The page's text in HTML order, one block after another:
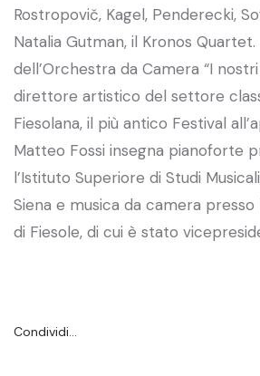
Rostropovič, Kagel, Penderecki,
Natalia Gutman, il Kronos
dell’Orchestra da Camera “I
direttore artistico del settore
Fiesolana, il più antico Festival
Matteo Fossi insegna pianoforte
l’Istituto Superiore di Studi
Siena e musica da camera presso
di Fiesole, di cui è stato
Condividi…